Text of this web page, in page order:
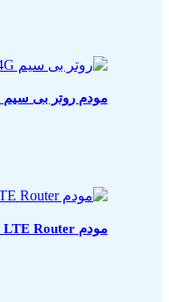
مودم روتر بی سیم 4G تندا مدل 4G06c
مودم 4G LTE Router دوبانده تندا AC1200 مدل 4G09